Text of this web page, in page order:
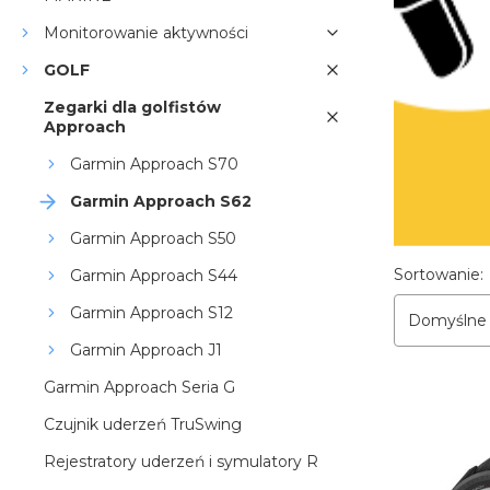
Monitorowanie aktywności
GOLF
Zegarki dla golfistów
Approach
Garmin Approach S70
Garmin Approach S62
Garmin Approach S50
Garmin Approach S44
Garmin Approach S12
Garmin Approach J1
Garmin Approach Seria G
Czujnik uderzeń TruSwing
Rejestratory uderzeń i symulatory R
Lista
Sortowanie:
Domyślne